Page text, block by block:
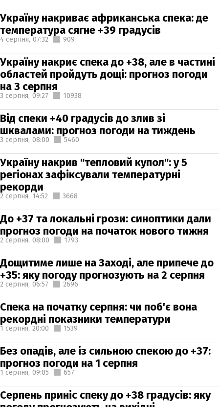
Україну накриває африканська спека: де
температура сягне +39 градусів
4 серпня, 07:32 909
Україну накриє спека до +38, але в частині
областей пройдуть дощі: прогноз погоди
на 3 серпня
3 серпня, 09:27 10938
Від спеки +40 градусів до злив зі
шквалами: прогноз погоди на тиждень
3 серпня, 08:00 5460
Україну накрив "тепловий купол": у 5
регіонах зафіксували температурні
рекорди
2 серпня, 14:52 3668
До +37 та локальні грози: синоптики дали
прогноз погоди на початок нового тижня
2 серпня, 08:00 1793
Дощитиме лише на Заході, але припече до
+35: яку погоду прогнозують на 2 серпня
2 серпня, 06:57 2696
Спека на початку серпня: чи поб'є вона
рекордні показники температури
1 серпня, 20:00 1539
Без опадів, але із сильною спекою до +37:
прогноз погоди на 1 серпня
1 серпня, 09:05 657
Серпень приніс спеку до +38 градусів: яку